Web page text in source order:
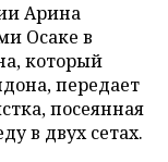
Арина
Осаке в
который
передает
посеянная
в двух сетах.